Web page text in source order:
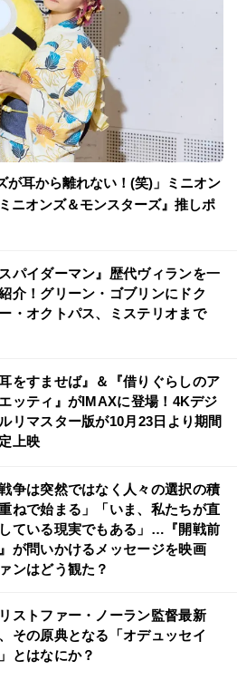
が耳から離れない！(笑)」ミニオン
ニオンズ＆モンスターズ』推しポ
スパイダーマン』歴代ヴィランを一
介！グリーン・ゴブリンにドク
・オクトパス、ミステリオまで
耳をすませば』＆『借りぐらしのア
ッティ』がIMAXに登場！4Kデジ
リマスター版が10月23日より期間
上映
戦争は突然ではなく人々の選択の積
ねで始まる」「いま、私たちが直
ている現実でもある」…『開戦前
が問いかけるメッセージを映画
ンはどう観た？
ストファー・ノーラン監督最新
その原典となる「オデュッセイ
とはなにか？